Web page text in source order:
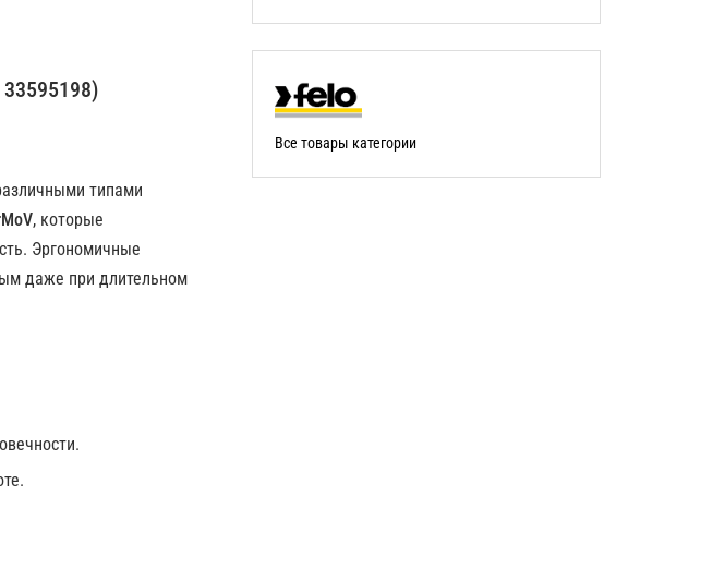
типами
, которые
Эргономичные
даже при длительном
Все товары категории